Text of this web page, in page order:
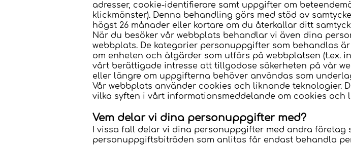
adresser, cookie-identifierare samt uppgifter om
klickmönster). Denna behandling görs med stöd av
högst 26 månader eller kortare om du återkallar ditt
När du besöker vår webbplats behandlar vi även dina
webbplats. De kategorier personuppgifter som behandlas
om enheten och åtgärder som utförs på webbplatsen (t.ex.
vårt berättigade intresse att tillgodose säkerheten på vår
eller längre om uppgifterna behöver användas som
Vår webbplats använder cookies och liknande teknologier.
vilka syften i vårt informationsmeddelande om cookies och
Vem delar vi dina personuppgifter med?
I vissa fall delar vi dina personuppgifter med andra
personuppgiftsbiträden som anlitas får endast behandla